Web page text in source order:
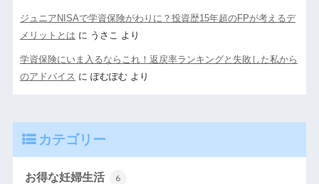
ジュニアNISAで学資保険がわりに？投資歴15年超のFPが考えるデ
メリットとは に うさこ より
学資保険にいま入るならこれ！返戻率ランキングと失敗した私から
のアドバイス に ぽむぽむ より
カテゴリー
お得な妊婦生活 6